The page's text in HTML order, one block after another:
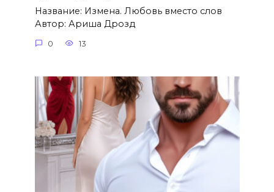
Название: Измена. Любовь вместо слов
Автор: Ариша Дрозд
0 13